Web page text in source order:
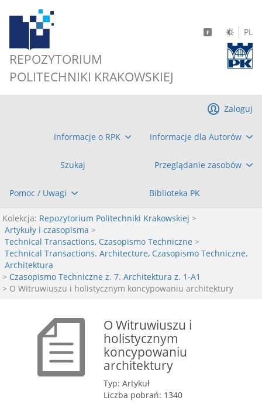
REPOZYTORIUM
POLITECHNIKI KRAKOWSKIEJ
PL
Informacje o RPK Informacje dla Autorów
Szukaj Przeglądanie zasobów
Pomoc / Uwagi Biblioteka PK
Zaloguj
Kolekcja: Repozytorium Politechniki Krakowskiej >
Artykuły i czasopisma >
Technical Transactions, Czasopismo Techniczne >
Technical Transactions. Architecture, Czasopismo Techniczne.
Architektura
> Czasopismo Techniczne z. 7. Architektura z. 1-A1
> O Witruwiuszu i holistycznym koncypowaniu architektury
O Witruwiuszu i
holistycznym
koncypowaniu
architektury
Typ: Artykuł
Liczba pobrań: 1340